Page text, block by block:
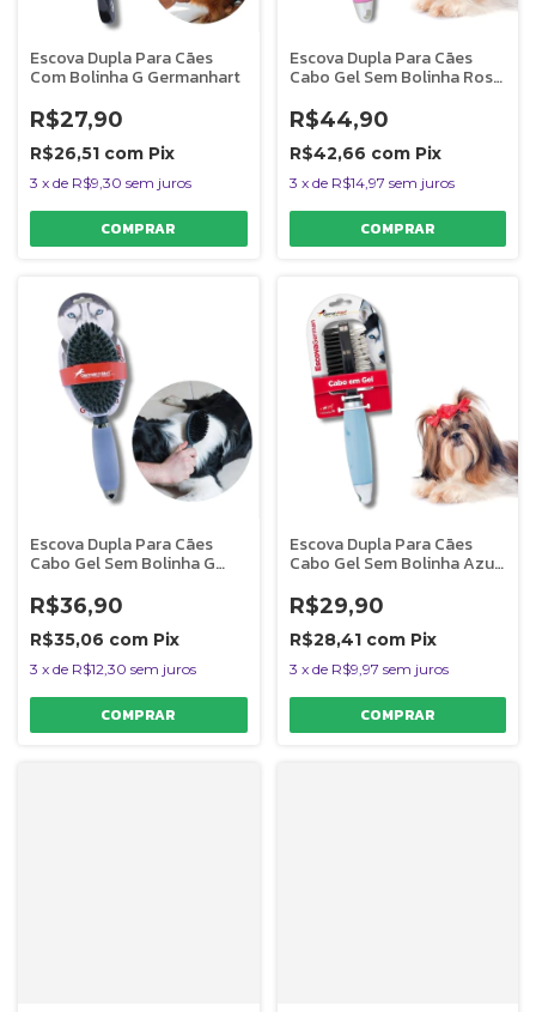
Escova Dupla Para Cães
Com Bolinha G Germanhart
R$27,90
R$26,51 com Pix
3 x de R$9,30 sem juros
Escova Dupla Para Cães
Cabo Gel Sem Bolinha Rosa
R$44,90
R$42,66 com Pix
3 x de R$14,97 sem juros
Escova Dupla Para Cães
Cabo Gel Sem Bolinha G
R$36,90
R$35,06 com Pix
3 x de R$12,30 sem juros
Escova Dupla Para Cães
Cabo Gel Sem Bolinha Azul
R$29,90
R$28,41 com Pix
3 x de R$9,97 sem juros